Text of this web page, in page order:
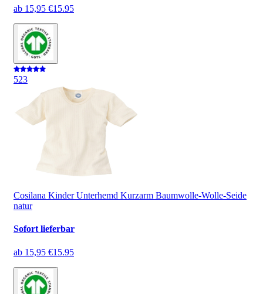
ab 15,95 €15.95
523
Cosilana Kinder Unterhemd Kurzarm Baumwolle-Wolle-Seide
natur
Sofort lieferbar
ab 15,95 €15.95